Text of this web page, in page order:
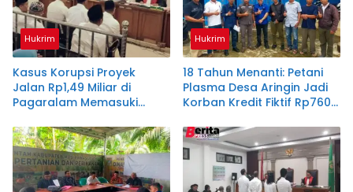
Hukrim
Kasus Korupsi Proyek
Jalan Rp1,49 Miliar di
Pagaralam Memasuki
Terdakwa Dituntut 2,5
Tahun Penjara
Hukrim
18 Tahun Menanti: Petani
Plasma Desa Aringin Jadi
Korban Kredit Fiktif Rp760